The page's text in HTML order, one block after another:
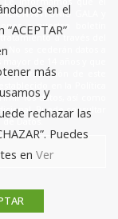
ANTONIO GALA y
a nuestro boletín
a través del
No se cederán datos a
de 14 años y que
la prestación de este
los datos, así como
Puede consultar
Datos.
en el
más
y
rechazar las
Puedes
en Ver